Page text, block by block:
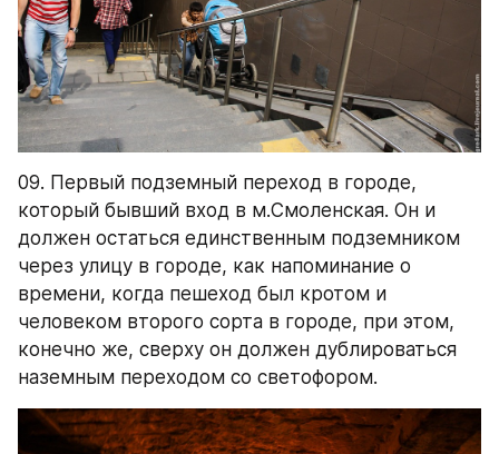
09. Первый подземный переход в городе,
который бывший вход в м.Смоленская. Он и
должен остаться единственным подземником
через улицу в городе, как напоминание о
времени, когда пешеход был кротом и
человеком второго сорта в городе, при этом,
конечно же, сверху он должен дублироваться
наземным переходом со светофором.